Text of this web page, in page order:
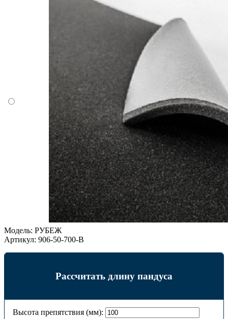
Модель: РУБЕЖ
Артикул: 906-50-700-B
Рассчитать длину пандуса
Высота препятствия (мм):